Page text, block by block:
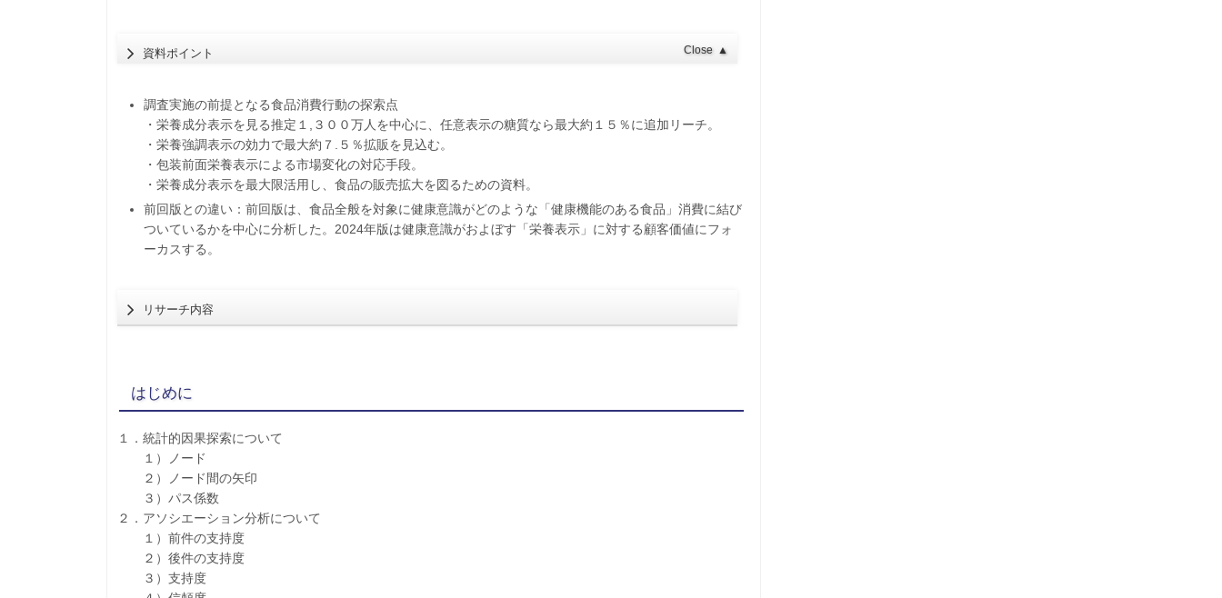
資料ポイント Close ▲
調査実施の前提となる食品消費行動の探索点
・栄養成分表示を見る推定１,３００万人を中心に、任意表示の糖質なら最大約１５％に追加リーチ。
・栄養強調表示の効力で最大約７.５％拡販を見込む。
・包装前面栄養表示による市場変化の対応手段。
・栄養成分表示を最大限活用し、食品の販売拡大を図るための資料。
前回版との違い：前回版は、食品全般を対象に健康意識がどのような「健康機能のある食品」消費に結び
ついているかを中心に分析した。2024年版は健康意識がおよぼす「栄養表示」に対する顧客価値にフォ
ーカスする。
リサーチ内容
はじめに
１．統計的因果探索について
１）ノード
２）ノード間の矢印
３）パス係数
２．アソシエーション分析について
１）前件の支持度
２）後件の支持度
３）支持度